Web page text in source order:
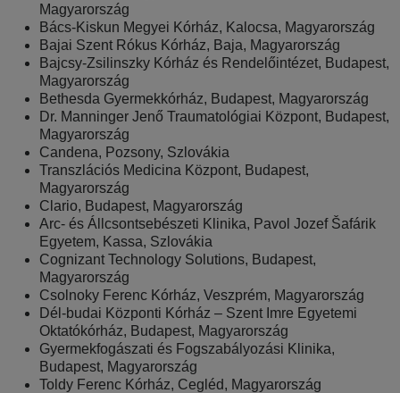
Magyarország
Bács-Kiskun Megyei Kórház, Kalocsa, Magyarország
Bajai Szent Rókus Kórház, Baja, Magyarország
Bajcsy-Zsilinszky Kórház és Rendelőintézet, Budapest,
Magyarország
Bethesda Gyermekkórház, Budapest, Magyarország
Dr. Manninger Jenő Traumatológiai Központ, Budapest,
Magyarország
Candena, Pozsony, Szlovákia
Transzlációs Medicina Központ, Budapest,
Magyarország
Clario, Budapest, Magyarország
Arc- és Állcsontsebészeti Klinika, Pavol Jozef Šafárik
Egyetem, Kassa, Szlovákia
Cognizant Technology Solutions, Budapest,
Magyarország
Csolnoky Ferenc Kórház, Veszprém, Magyarország
Dél-budai Központi Kórház – Szent Imre Egyetemi
Oktatókórház, Budapest, Magyarország
Gyermekfogászati és Fogszabályozási Klinika,
Budapest, Magyarország
Toldy Ferenc Kórház, Cegléd, Magyarország